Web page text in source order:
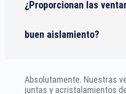
¿Proporcionan las
buen aislamiento?
Absolutamente. Nuestras
juntas y acristalamientos